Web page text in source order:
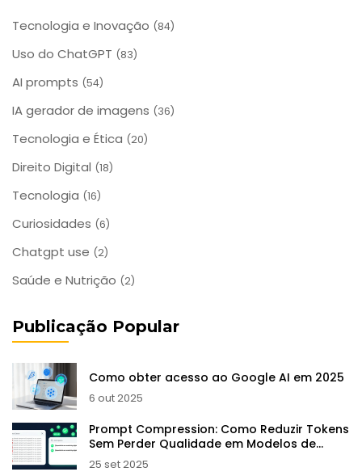
Tecnologia e Inovação (84)
Uso do ChatGPT (83)
AI prompts (54)
IA gerador de imagens (36)
Tecnologia e Ética (20)
Direito Digital (18)
Tecnologia (16)
Curiosidades (6)
Chatgpt use (2)
Saúde e Nutrição (2)
Publicação Popular
Como obter acesso ao Google AI em 2025
6 out 2025
Prompt Compression: Como Reduzir Tokens
Sem Perder Qualidade em Modelos de
Linguagem
25 set 2025